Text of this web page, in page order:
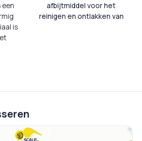
een
is
afbijtmiddel voor het
reinigen en ontlakken van
gebruiksklare afbijtmiddel